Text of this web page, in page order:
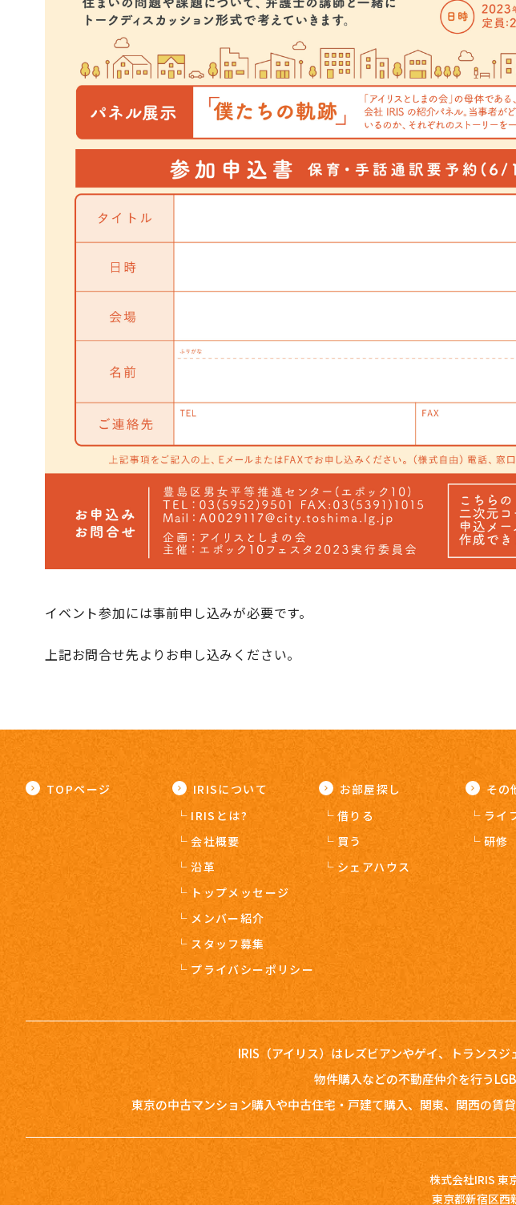
イベント参加には事前申し込みが必要です。
上記お問合せ先よりお申し込みください。
TOPページ
IRISについて
IRISとは?
会社概要
沿革
トップメッセージ
メンバー紹介
スタッフ募集
プライバシーポリシー
お部屋探し
借りる
買う
シェアハウス
その
ライ
研修
IRIS（アイリス）はレズビアンやゲイ、トランス
物件購入などの不動産仲介を行う
東京の中古マンション購入や中古住宅・戸建て購入、関東、関西の賃
株式会社IRIS 東
東京都新宿区西